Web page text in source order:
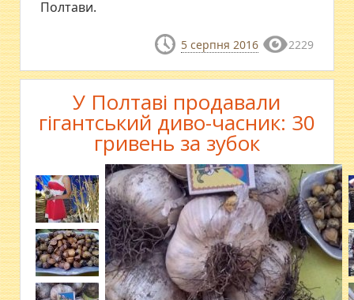
Полтави.
5 серпня 2016 2229
У Полтаві продавали
гігантський диво-часник: 30
гривень за зубок